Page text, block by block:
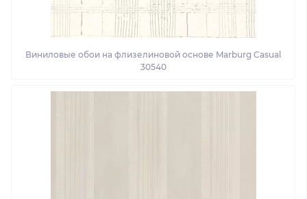
Виниловые обои на флизелиновой основе Marburg Casual
30540